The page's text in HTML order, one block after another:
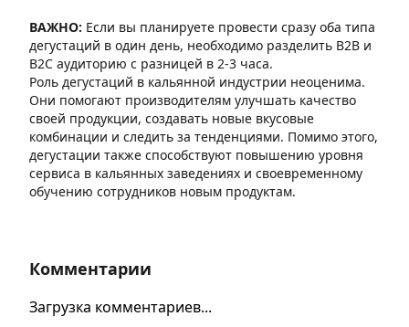
ВАЖНО: Если вы планируете провести сразу оба типа
дегустаций в один день, необходимо разделить B2В и
В2С аудиторию с разницей в 2-3 часа.
Роль дегустаций в кальянной индустрии неоценима.
Они помогают производителям улучшать качество
своей продукции, создавать новые вкусовые
комбинации и следить за тенденциями. Помимо этого,
дегустации также способствуют повышению уровня
сервиса в кальянных заведениях и своевременному
обучению сотрудников новым продуктам.
Комментарии
Загрузка комментариев...